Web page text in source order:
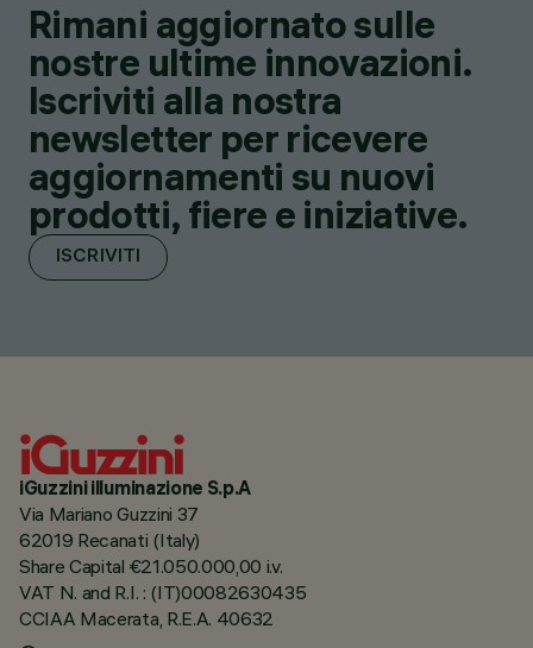
Rimani aggiornato sulle
nostre ultime innovazioni.
Iscriviti alla nostra
newsletter per ricevere
aggiornamenti su nuovi
prodotti, fiere e iniziative.
ISCRIVITI
iGuzzini illuminazione S.p.A
Via Mariano Guzzini 37
62019 Recanati (Italy)
Share Capital €21.050.000,00 i.v.
VAT N. and R.I. : (IT)00082630435
CCIAA Macerata, R.E.A. 40632